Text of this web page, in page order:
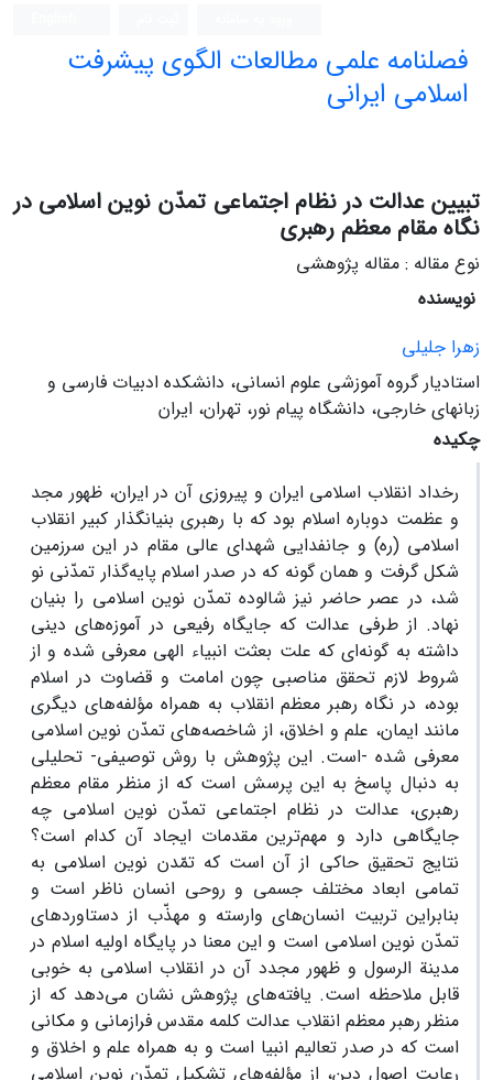
فصلنامه علمی مطالعات الگوی پیشرفت
اسلامی ایرانی
تبیین عدالت در نظام اجتماعی تمدّن نوین اسلامی در
نگاه مقام معظم رهبری
نوع مقاله : مقاله پژوهشی
نویسنده
زهرا جلیلی
استادیار گروه آموزشی علوم انسانی، دانشکده ادبیات فارسی و
زبانهای خارجی، دانشگاه پیام نور، تهران، ایران
چکیده
رخداد انقلاب اسلامی ایران و پیروزی آن در ایران، ظهور مجد
و عظمت دوباره اسلام بود که با رهبری بنیانگذار کبیر انقلاب
اسلامی (ره) و جانفدایی شهدای عالی مقام در این سرزمین
شکل گرفت و همان گونه که در صدر اسلام پایه‌گذار تمدّنی نو
شد، در عصر حاضر نیز شالوده تمدّن نوین اسلامی را بنیان
نهاد. از طرفی عدالت که جایگاه رفیعی در آموزه‌های دینی
داشته به گونه‌ای که علت بعثت انبیاء الهی معرفی شده و از
شروط لازم تحقق مناصبی چون امامت و قضاوت در اسلام
بوده، در نگاه رهبر معظم انقلاب به همراه مؤلفه‌های دیگری
مانند ایمان، علم و اخلاق، از شاخصه‌های تمدّن نوین اسلامی
معرفی شده -است. این پژوهش با روش توصیفی- تحلیلی
به دنبال پاسخ به این پرسش است که از منظر مقام معظم
رهبری، عدالت در نظام اجتماعی تمدّن نوین اسلامی چه
جایگاهی دارد و مهم‌ترین مقدمات ایجاد آن کدام است؟
نتایج تحقیق حاکی از آن است که تمّدن نوین اسلامی به
تمامی ابعاد مختلف جسمی و روحی انسان ناظر است و
بنابراین تربیت انسان‌های وارسته و مهذّب از دستاوردهای
تمدّن نوین اسلامی است و این معنا در پایگاه اولیه اسلام در
مدینة الرسول و ظهور مجدد آن در انقلاب اسلامی به خوبی
قابل ملاحظه است. یافته‌های پژوهش نشان می‌دهد که از
منظر رهبر معظم انقلاب عدالت کلمه مقدس فرازمانی و مکانی
است که در صدر تعالیم انبیا است و به همراه علم و اخلاق و
رعایت اصول دین، از مؤلفه‌های تشکیل تمدّن نوین اسلامی